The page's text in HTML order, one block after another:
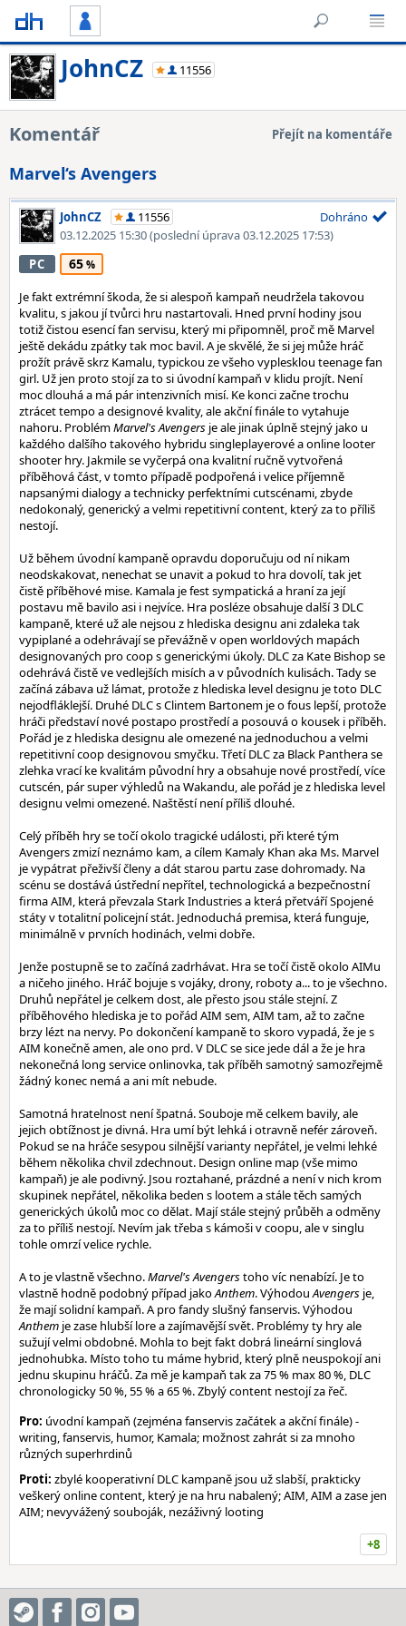
JohnCZ 11556
Komentář Přejít na komentáře
Marvel‘s Avengers
JohnCZ
11556
03.12.2025 15:30(poslední úprava 03.12.2025 17:53)
Dohráno
PC 65
Je fakt extrémní škoda, že si alespoň kampaň neudržela takovou
kvalitu, s jakou jí tvůrci hru nastartovali. Hned první hodiny jsou
totiž čistou esencí fan servisu, který mi připomněl, proč mě Marvel
ještě dekádu zpátky tak moc bavil. A je skvělé, že si jej může hráč
prožít právě skrz Kamalu, typickou ze všeho vyplesklou teenage fan
girl. Už jen proto stojí za to si úvodní kampaň v klidu projít. Není
moc dlouhá a má pár intenzivních misí. Ke konci začne trochu
ztrácet tempo a designové kvality, ale akční finále to vytahuje
nahoru. ProblémMarvel's Avengers je ale jinak úplně stejný jako u
každého dalšího takového hybridu singleplayerové a online looter
shooter hry. Jakmile se vyčerpá ona kvalitní ručně vytvořená
příběhová část, v tomto případě podpořená i velice příjemně
napsanými dialogy a technicky perfektními cutscénami, zbyde
nedokonalý, generický a velmi repetitivní content, který za to příliš
nestojí.
Už během úvodní kampaně opravdu doporučuju od ní nikam
neodskakovat, nenechat se unavit a pokud to hra dovolí, tak jet
čistě příběhové mise. Kamala je fest sympatická a hraní za její
postavu mě bavilo asi i nejvíce. Hra posléze obsahuje další 3 DLC
kampaně, které už ale nejsou z hlediska designu ani zdaleka tak
vypiplané a odehrávají se převážně v open worldových mapách
designovaných pro coop s generickými úkoly. DLC za Kate Bishop se
odehrává čistě ve vedlejších misích a v původních kulisách. Tady se
začíná zábava už lámat, protože z hlediska level designu je toto DLC
nejodfláklejší. Druhé DLC s Clintem Bartonem je o fous lepší, protože
hráči představí nové postapo prostředí a posouvá o kousek i příběh.
Pořád je z hlediska designu ale omezené na jednoduchou a velmi
repetitivní coop designovou smyčku. Třetí DLC za Black Panthera se
zlehka vrací ke kvalitám původní hry a obsahuje nové prostředí, více
cutscén, pár super výhledů na Wakandu, ale pořád je z hlediska level
designu velmi omezené. Naštěstí není příliš dlouhé.
Celý příběh hry se točí okolo tragické události, při které tým
Avengers zmizí neznámo kam, a cílem Kamaly Khan aka Ms. Marvel
je vypátrat přeživší členy a dát starou partu zase dohromady. Na
scénu se dostává ústřední nepřítel, technologická a bezpečnostní
firma AIM, která převzala Stark Industries a která přetváří Spojené
státy v totalitní policejní stát. Jednoduchá premisa, která funguje,
minimálně v prvních hodinách, velmi dobře.
Jenže postupně se to začíná zadrhávat. Hra se točí čistě okolo AIMu
a ničeho jiného. Hráč bojuje s vojáky, drony, roboty a... to je všechno.
Druhů nepřátel je celkem dost, ale přesto jsou stále stejní. Z
příběhového hlediska je to pořád AIM sem, AIM tam, až to začne
brzy lézt na nervy. Po dokončení kampaně to skoro vypadá, že je s
AIM konečně amen, ale ono prd. V DLC se sice jede dál a že je hra
nekonečná long service onlinovka, tak příběh samotný samozřejmě
žádný konec nemá a ani mít nebude.
Samotná hratelnost není špatná. Souboje mě celkem bavily, ale
jejich obtížnost je divná. Hra umí být lehká i otravně nefér zároveň.
Pokud se na hráče sesypou silnější varianty nepřátel, je velmi lehké
během několika chvil zdechnout. Design online map (vše mimo
kampaň) je ale podivný. Jsou roztahané, prázdné a není v nich krom
skupinek nepřátel, několika beden s lootem a stále těch samých
generických úkolů moc co dělat. Mají stále stejný průběh a odměny
za to příliš nestojí. Nevím jak třeba s kámoši v coopu, ale v singlu
tohle omrzí velice rychle.
A to je vlastně všechno.Marvel's Avengerstoho víc nenabízí. Je to
vlastně hodně podobný případ jakoAnthem. VýhodouAvengers je,
že mají solidní kampaň. A pro fandy slušný fanservis. Výhodou
Anthem je zase hlubší lore a zajímavější svět. Problémy ty hry ale
sužují velmi obdobné. Mohla to bejt fakt dobrá lineární singlová
jednohubka. Místo toho tu máme hybrid, který plně neuspokojí ani
jednu skupinu hráčů. Za mě je kampaň tak za 75 % max 80 %, DLC
chronologicky 50 %, 55 % a 65 %. Zbylý content nestojí za řeč.
Pro: úvodní kampaň (zejména fanservis začátek a akční finále) -
writing, fanservis, humor, Kamala; možnost zahrát si za mnoho
různých superhrdinů
Proti: zbylé kooperativní DLC kampaně jsou už slabší, prakticky
veškerý online content, který je na hru nabalený; AIM, AIM a zase jen
AIM; nevyvážený souboják, nezáživný looting
+8